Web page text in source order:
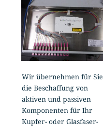
Wir übernehmen für Sie
die Beschaffung von
aktiven und passiven
Komponenten für Ihr
Kupfer- oder Glasfaser-